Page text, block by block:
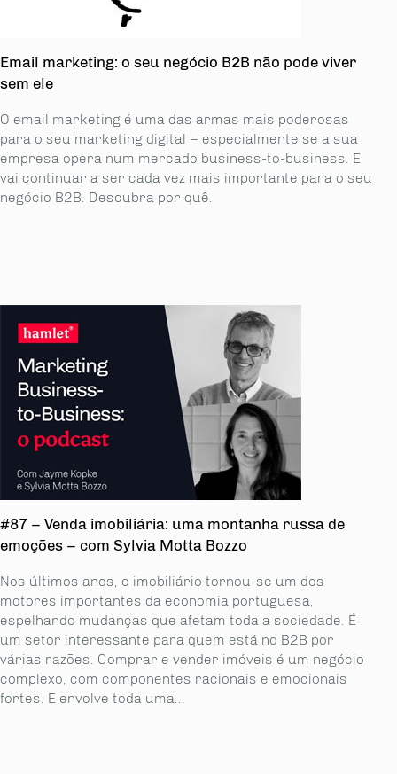
Email marketing: o seu negócio B2B não pode viver
sem ele
O email marketing é uma das armas mais poderosas
para o seu marketing digital – especialmente se a sua
empresa opera num mercado business-to-business. E
vai continuar a ser cada vez mais importante para o seu
negócio B2B. Descubra por quê.
#87 – Venda imobiliária: uma montanha russa de
emoções – com Sylvia Motta Bozzo
Nos últimos anos, o imobiliário tornou-se um dos
motores importantes da economia portuguesa,
espelhando mudanças que afetam toda a sociedade. É
um setor interessante para quem está no B2B por
várias razões. Comprar e vender imóveis é um negócio
complexo, com componentes racionais e emocionais
fortes. E envolve toda uma...